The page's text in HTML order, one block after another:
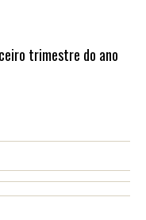
trimestre do ano